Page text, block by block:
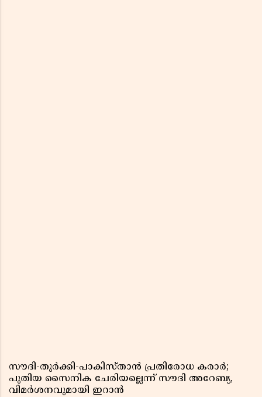
സൗദി-തുർക്കി-പാകിസ്താൻ പ്രതിരോധ കരാർ;
പുതിയ സൈനിക ചേരിയല്ലെന്ന് സൗദി അറേബ്യ,
വിമർശനവുമായി ഇറാൻ